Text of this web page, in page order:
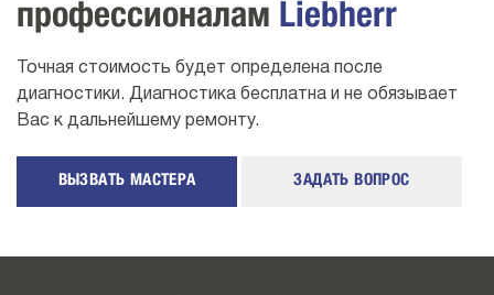
профессионалам Liebherr
Точная стоимость будет определена после
диагностики. Диагностика бесплатна и не обязывает
Вас к дальнейшему ремонту.
ВЫЗВАТЬ МАСТЕРА ЗАДАТЬ ВОПРОС